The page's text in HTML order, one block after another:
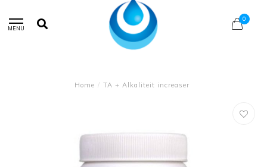
MENU
0
Home / TA + Alkaliteit increaser